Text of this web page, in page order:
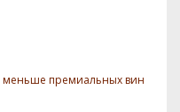
меньше премиальных вин